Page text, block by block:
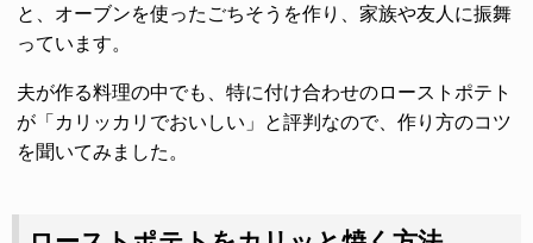
と、オーブンを使ったごちそうを作り、家族や友人に振舞
っています。
夫が作る料理の中でも、特に付け合わせのローストポテト
が「カリッカリでおいしい」と評判なので、作り方のコツ
を聞いてみました。